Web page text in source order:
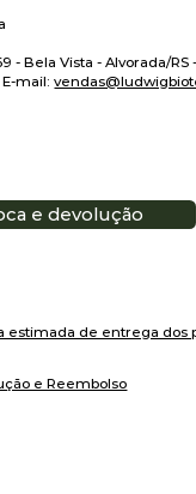
estimada de entrega dos
e Reembolso
- Bela Vista - Alvorada/RS
mail:
e devolução